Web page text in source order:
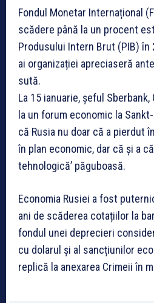
Fondul Monetar Internațional
scădere până la un procent
Produsului Intern Brut (PIB) în
ai organizației apreciaseră
sută.
La 15 ianuarie, șeful Sberbank,
la un forum economic la
că Rusia nu doar că a pierdut
în plan economic, dar că și a
tehnologică’ păguboasă.
Economia Rusiei a fost
ani de scăderea cotațiilor la
fondul unei deprecieri
cu dolarul și al sancțiunilor
replică la anexarea Crimeii în